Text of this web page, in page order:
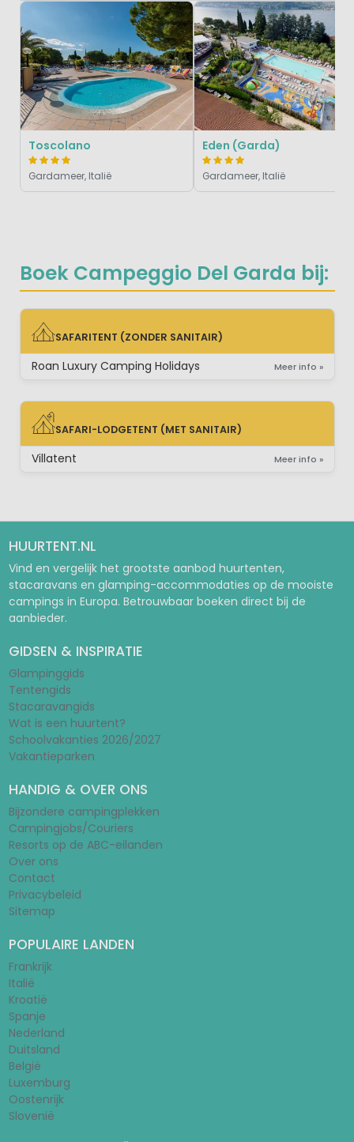
Boek Campeggio Del Garda bij:
SAFARITENT (ZONDER SANITAIR)
SAFARITENT (ZONDER SANITAIR)
Roan Luxury Camping Holidays Meer info »
SAFARI-LODGETENT (MET SANITAIR)
SAFARI-LODGETENT (MET SANITAIR)
Villatent Meer info »
Toscolano
Gardameer, Italië
Eden (Garda)
Gardameer, Italië
HUURTENT.NL
Vind en vergelijk het grootste aanbod huurtenten,
stacaravans en glamping-accommodaties op de mooiste
campings in Europa. Betrouwbaar boeken direct bij de
aanbieder.
GIDSEN & INSPIRATIE
Glampinggids
Tentengids
Stacaravangids
Wat is een huurtent?
Schoolvakanties 2026/2027
Vakantieparken
HANDIG & OVER ONS
Bijzondere campingplekken
Campingjobs/Couriers
Resorts op de ABC-eilanden
Over ons
Contact
Privacybeleid
Sitemap
POPULAIRE LANDEN
Frankrijk
Italië
Kroatië
Spanje
Nederland
Duitsland
België
Luxemburg
Oostenrijk
Slovenië